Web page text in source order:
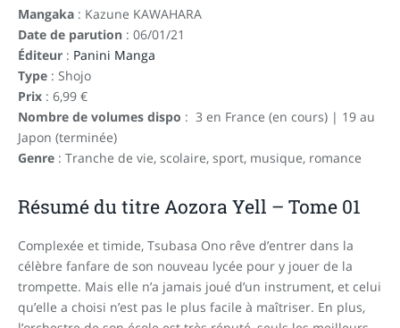
Mangaka : Kazune KAWAHARA
Date de parution : 06/01/21
Éditeur : Panini Manga
Type : Shojo
Prix : 6,99 €
Nombre de volumes dispo : 3 en France (en cours) | 19 au
Japon (terminée)
Genre : Tranche de vie, scolaire, sport, musique, romance
Résumé du titre Aozora Yell – Tome 01
Complexée et timide, Tsubasa Ono rêve d’entrer dans la
célèbre fanfare de son nouveau lycée pour y jouer de la
trompette. Mais elle n’a jamais joué d’un instrument, et celui
qu’elle a choisi n’est pas le plus facile à maîtriser. En plus,